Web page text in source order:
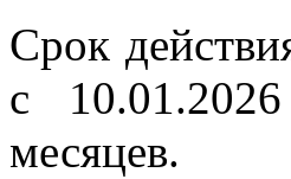
Срок
с
месяцев.